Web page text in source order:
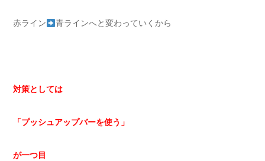
赤ライン 青ラインへと変わっていくから
対策としては
「プッシュアップバーを使う」
が一つ目